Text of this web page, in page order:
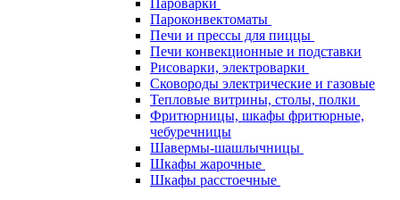
Пароварки
Пароконвектоматы
Печи и прессы для пиццы
Печи конвекционные и подставки
Рисоварки, электроварки
Сковороды электрические и газовые
Тепловые витрины, столы, полки
Фритюрницы, шкафы фритюрные,
чебуречницы
Шавермы-шашлычницы
Шкафы жарочные
Шкафы расстоечные